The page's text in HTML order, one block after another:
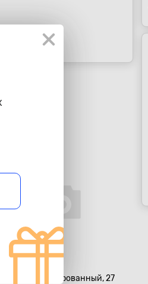
890 ₽
Ключ комбинированный, 27